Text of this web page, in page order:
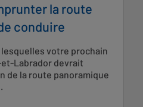
la route
conduire
votre prochain
Labrador devrait
de la route panoramique